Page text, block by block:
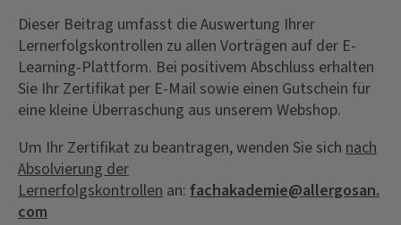
Dieser Beitrag umfasst die Auswertung Ihrer
Lernerfolgskontrollen zu allen Vorträgen auf der E-
Learning-Plattform. Bei positivem Abschluss erhalten
Sie Ihr Zertifikat per E-Mail sowie einen Gutschein für
eine kleine Überraschung aus unserem Webshop.
Um Ihr Zertifikat zu beantragen, wenden Sie sich nach
Absolvierung der
Lernerfolgskontrollen an: fachakademie@allergosan.
com